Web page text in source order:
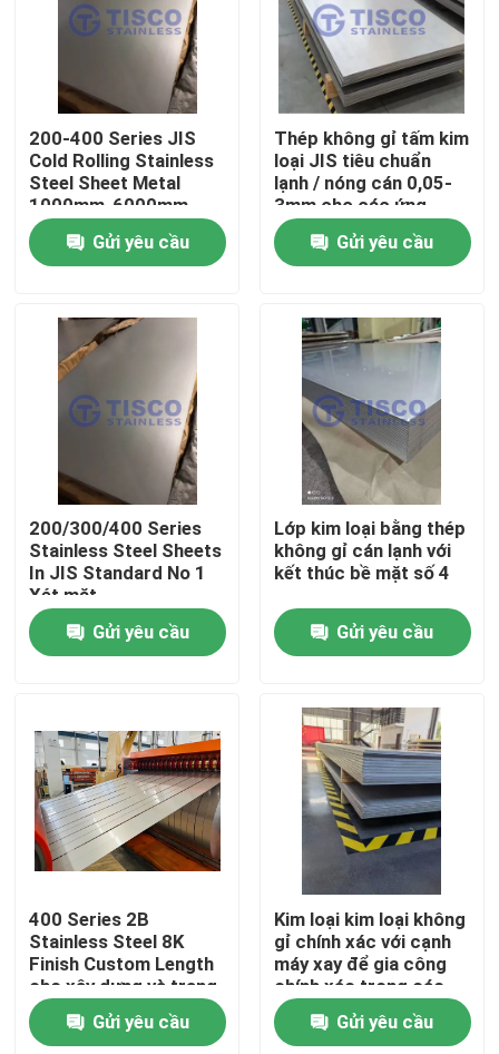
Trang chủ
Các sản phẩm
Video
Về chúng tôi
Kiểm soát chất lượng
Liên hệ chúng tôi
cuộn thép không gỉ
Tấm thép không gỉ kim loại
200-400 Series JIS
Cold Rolling Stainless
Steel Sheet Metal
1000mm-6000mm
Chiều dài trong GB
Standard Mill Edge
Gửi yêu cầu
Thép không gỉ tấm kim
loại JIS tiêu chuẩn
lạnh / nóng cán 0,05-
3mm cho các ứng
dụng công nghiệp
Gửi yêu cầu
200/300/400 Series
Stainless Steel Sheets
In JIS Standard No 1
Xét mặt
Gửi yêu cầu
Lớp kim loại bằng thép
không gỉ cán lạnh với
kết thúc bề mặt số 4
Gửi yêu cầu
400 Series 2B
Stainless Steel 8K
Finish Custom Length
cho xây dựng và trang
trí
Gửi yêu cầu
Kim loại kim loại không
gỉ chính xác với cạnh
máy xay để gia công
chính xác trong các
loại và kết thúc khác
nhau
Gửi yêu cầu